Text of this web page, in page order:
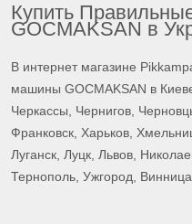
Купить
GOCMAKSAN в
В интернет магазине
машины GOCMAKSAN в
Черкассы, Чернигов,
Франковск, Харьков,
Луганск, Луцк, Львов,
Тернополь, Ужгород,